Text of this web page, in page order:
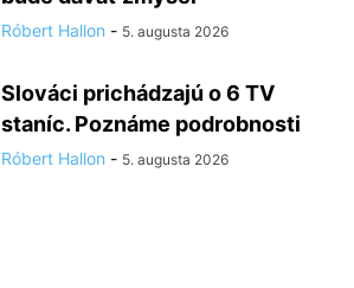
Róbert Hallon - 5. augusta 2026
Slováci prichádzajú o 6 TV
staníc. Poznáme podrobnosti
Róbert Hallon - 5. augusta 2026